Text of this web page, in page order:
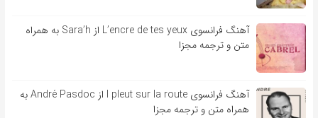
آهنگ فرانسوی L’encre de tes yeux از Sara’h به همراه
متن و ترجمه مجزا
آهنگ فرانسوی l pleut sur la route از André Pasdoc به
همراه متن و ترجمه مجزا